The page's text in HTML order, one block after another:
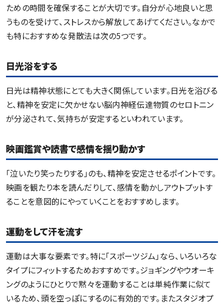
ための時間を確保することが大切です。自分が心地良いと思
うものを受けて、ストレスから解放してあげてください。なかで
も特におすすめな発散法は次の5つです。
日光浴をする
日光は精神状態にとても大きく関係しています。日光を浴びる
と、精神を安定に欠かせない脳内神経伝達物質のセロトニン
が分泌されて、気持ちが安定するといわれています。
映画鑑賞や読書で感情を揺り動かす
「泣いたり笑ったりする」のも、精神を安定させるポイントです。
映画を観たり本を読んだりして、感情を動かしアウトプットす
ることを意図的にやっていくことをおすすめします。
運動をして汗を流す
運動は大事な要素です。特に「スポーツジム」なら、いろいろな
タイプにフィットするためおすすめです。ジョギングやウオーキ
ングのようにひとりで黙々を運動することは単純作業に似て
いるため、頭を空っぽにするのに有効的です。またスタジオプ